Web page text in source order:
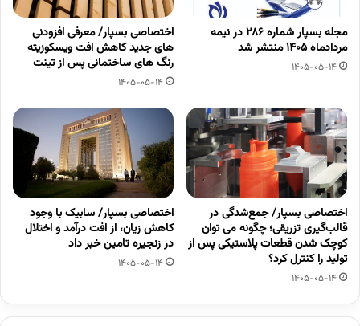
مجله بسپار شماره 286 در نیمه
مردادماه 1405 منتشر شد
1405-05-14
اختصاصی بسپار/ معرفی افزودنی
های جدید کاهش افت ویسکوزیته
رنگ های ساختمانی پس از تینت
1405-05-14
اختصاصی بسپار/ جمع‌شدگی در
قالب‌گیری تزریقی؛ چگونه می توان
کوچک شدن قطعات پلاستیکی پس از
تولید را کنترل کرد؟
1405-05-14
اختصاصی بسپار/ سابیک با وجود
کاهش زیان، از افت درآمد و اختلال
در زنجیره تامین خبر داد
1405-05-14